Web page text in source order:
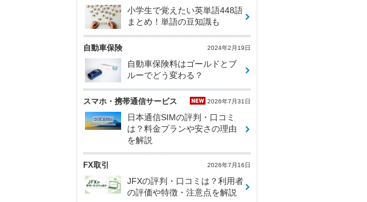
小学生で覚えたい英単語448語
まとめ！単語の豆知識も
自動車保険 2024年2月19日
自動車保険料はゴールドとブ
ルーでどう変わる？
スマホ・携帯通信サービス 2026年7月31日
日本通信SIMの評判・口コミ
は？料金プランや安さの理由
を解説
FX取引 2026年7月16日
JFXの評判・口コミは？利用者
の評価や特徴・注意点を解説